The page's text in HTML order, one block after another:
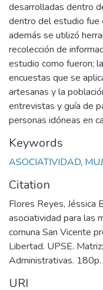
desarrolladas dentro
dentro del estudio fue
además se utilizó
recolección de
estudio como fueron;
encuestas que se
artesanas y la
entrevistas y guía de
personas idóneas en
Keywords
ASOCIATIVIDAD,
Citation
Flores Reyes,
asociatividad para las
comuna San Vicente
Libertad. UPSE.
Administrativas. 180p.
URI